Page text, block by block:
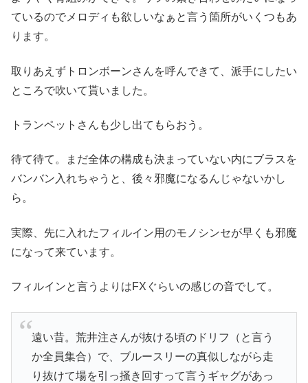
ているのでメロディも欲しいなぁと言う箇所がいくつもあ
ります。
取りあえずトロンボーンさんを呼んできて、派手にしたい
ところで吹いて貰いました。
トランペットさんも少し出てもらおう。
待て待て。まだ全体の構成も決まっていない内にブラスを
バンバン入れちゃうと、後々邪魔になるんじゃないかし
ら。
実際、先に入れたフィルイン用のモノシンセが早くも邪魔
になって来ています。
フィルインと言うよりはFXぐらいの感じの音でして。
遠い昔。荒井注さんが抜ける頃のドリフ（と言う
か全員集合）で、ブルースリーの真似しながら走
り抜けて場を引っ掻き回すって言うギャグがあっ